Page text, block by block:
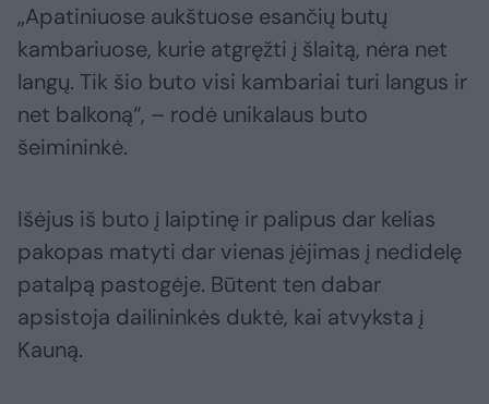
„Apatiniuose aukštuose esančių butų
kambariuose, kurie atgręžti į šlaitą, nėra net
langų. Tik šio buto visi kambariai turi langus ir
net balkoną“, – rodė unikalaus buto
šeimininkė.
Išėjus iš buto į laiptinę ir palipus dar kelias
pakopas matyti dar vienas įėjimas į nedidelę
patalpą pastogėje. Būtent ten dabar
apsistoja dailininkės duktė, kai atvyksta į
Kauną.